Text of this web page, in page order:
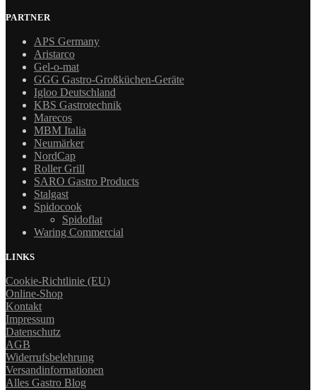
PARTNER
APS Germany
Aristarco
Gel-o-mat
GGG Gastro-Großküchen-Geräte
Igloo Deutschland
KBS Gastrotechnik
Marecos
MBM Italia
Neumärker
NordCap
Roller Grill
SARO Gastro Products
Stalgast
Spidocook
Spidoflat
Waring Commercial
LINKS
Cookie-Richtlinie (EU)
Online-Shop
Kontakt
Impressum
Datenschutz
AGB
Widerrufsbelehrung
Versandinformationen
Alles Gastro Blog